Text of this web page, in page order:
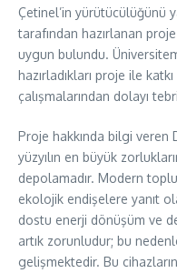
Çetinel’in yürütücülüğünü
tarafından hazırlanan
uygun bulundu.
hazırladıkları proje ile
çalışmalarından dolayı
Proje hakkında bilgi veren
yüzyılın en büyük
depolamadır. Modern
ekolojik endişelere yanıt
dostu enerji dönüşüm ve
artık zorunludur; bu
gelişmektedir. Bu